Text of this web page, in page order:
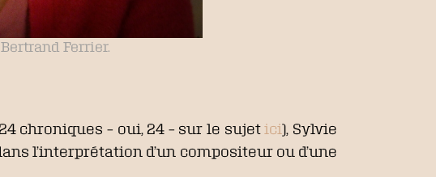
Ferrier.
chroniques – oui, 24 – sur le sujetici), Sylvie
l’interprétation d’un compositeur ou d’une